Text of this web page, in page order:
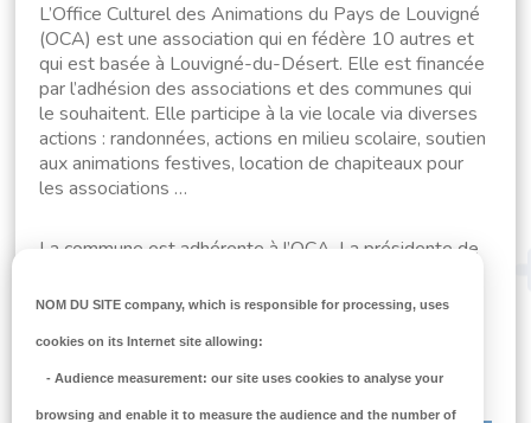
L’Office Culturel des Animations du Pays de Louvigné
(OCA) est une association qui en fédère 10 autres et
qui est basée à Louvigné-du-Désert. Elle est financée
par l’adhésion des associations et des communes qui
le souhaitent. Elle participe à la vie locale via diverses
actions : randonnées, actions en milieu scolaire, soutien
aux animations festives, location de chapiteaux pour
les associations …
La commune est adhérente à l’OCA. La présidente de
commune en tant que déléguée avecMarylène
suppléante.
NOM DU SITE company, which is responsible for processing, uses
cookies on its Internet site allowing:
- Audience measurement: our site uses cookies to analyse your
browsing and enable it to measure the audience and the number of